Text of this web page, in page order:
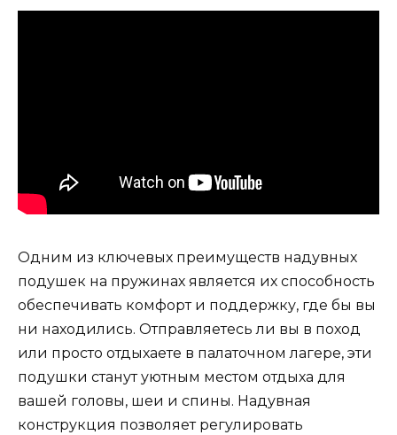
Одним из ключевых преимуществ надувных
подушек на пружинах является их способность
обеспечивать комфорт и поддержку, где бы вы
ни находились. Отправляетесь ли вы в поход
или просто отдыхаете в палаточном лагере, эти
подушки станут уютным местом отдыха для
вашей головы, шеи и спины. Надувная
конструкция позволяет регулировать